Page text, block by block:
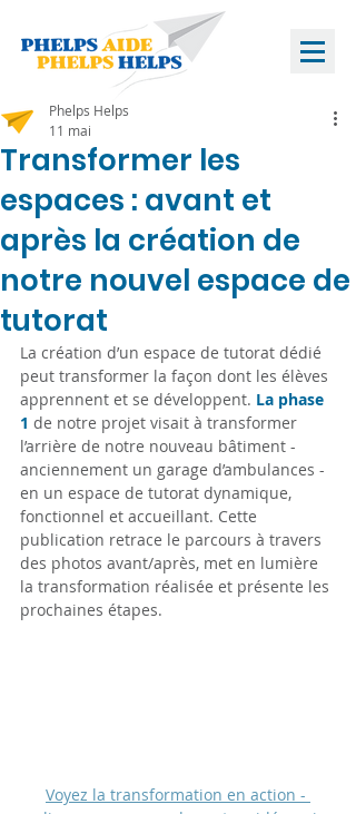
Transformer les
espaces : avant et
après la création de
notre nouvel espace de
tutorat
Phelps Helps
11 mai
La création d’un espace de tutorat dédié
peut transformer la façon dont les élèves
apprennent et se développent. La phase
1 de notre projet visait à transformer
l’arrière de notre nouveau bâtiment -
anciennement un garage d’ambulances -
en un espace de tutorat dynamique,
fonctionnel et accueillant. Cette
publication retrace le parcours à travers
des photos avant/après, met en lumière
la transformation réalisée et présente les
prochaines étapes.
Voyez la transformation en action -